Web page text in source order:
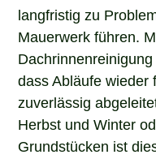
langfristig zu
Mauerwerk führen.
dass Abläufe wieder
zuverlässig
Herbst und Winter
Grundstücken ist